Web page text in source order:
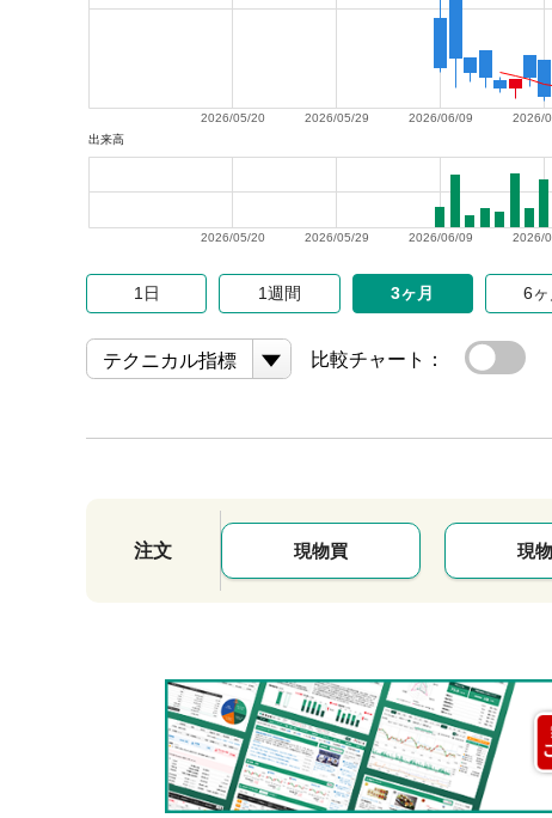
2026/
2026/06/09
2026/05/29
2026/05/20
出来高
2026/
2026/06/09
2026/05/29
2026/05/20
1日 1週間 3ヶ月 6ヶ
テクニカル指標 比較チャート：
注文 現物買 現